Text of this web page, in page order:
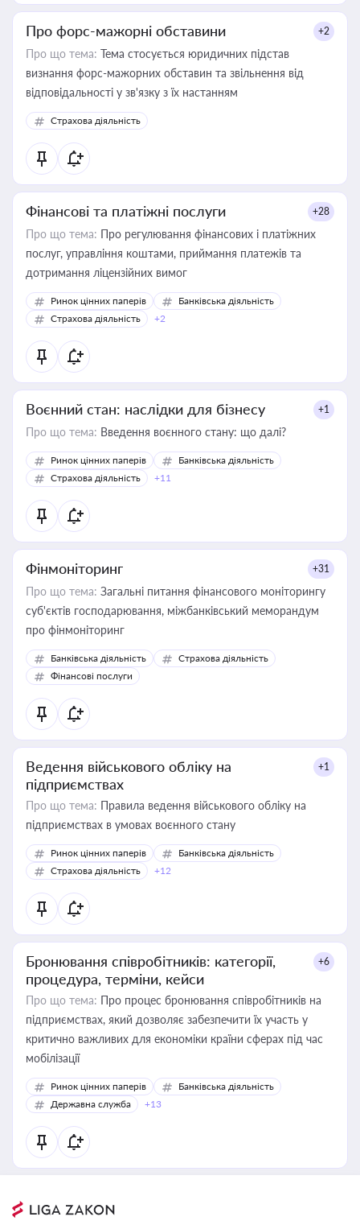
Про форс-мажорні обставини +2
Про що тема: Тема стосується юридичних підстав
визнання форс-мажорних обставин та звільнення від
відповідальності у зв'язку з їх настанням
Страхова діяльність
Фінансові та платіжні послуги +28
Про що тема: Про регулювання фінансових і платіжних
послуг, управління коштами, приймання платежів та
дотримання ліцензійних вимог
Ринок цінних паперів
Банківська діяльність
Страхова діяльність
+2
Воєнний стан: наслідки для бізнесу +1
Про що тема: Введення воєнного стану: що далі?
Ринок цінних паперів
Банківська діяльність
Страхова діяльність
+11
Фінмоніторинг +31
Про що тема: Загальні питання фінансового моніторингу
суб'єктів господарювання, міжбанківський меморандум
про фінмоніторинг
Банківська діяльність
Страхова діяльність
Фінансові послуги
Ведення військового обліку на
підприємствах
+1
Про що тема: Правила ведення військового обліку на
підприємствах в умовах воєнного стану
Ринок цінних паперів
Банківська діяльність
Страхова діяльність
+12
Бронювання співробітників: категорії,
процедура, терміни, кейси
+6
Про що тема: Про процес бронювання співробітників на
підприємствах, який дозволяє забезпечити їх участь у
критично важливих для економіки країни сферах під час
мобілізації
Ринок цінних паперів
Банківська діяльність
Державна служба
+13